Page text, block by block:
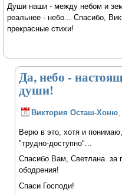
Души наши - между небом и
реальнее - небо... Спасибо,
прекрасные стихи!
Да, небо -
души!
Виктория Осташ-Хоню
Верю в это, хотя и
"трудно-доступно"...
Спасибо Вам, Светлана. за
ободрения!
Спаси Господи!